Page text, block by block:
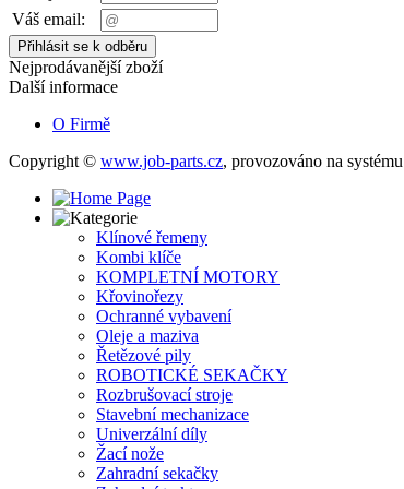
Váš email:
Nejprodávanější zboží
Další informace
O Firmě
Copyright © www.job-parts.cz, provozováno na systému
Klínové řemeny
Kombi klíče
KOMPLETNÍ MOTORY
Křovinořezy
Ochranné vybavení
Oleje a maziva
Řetězové pily
ROBOTICKÉ SEKAČKY
Rozbrušovací stroje
Stavební mechanizace
Univerzální díly
Žací nože
Zahradní sekačky